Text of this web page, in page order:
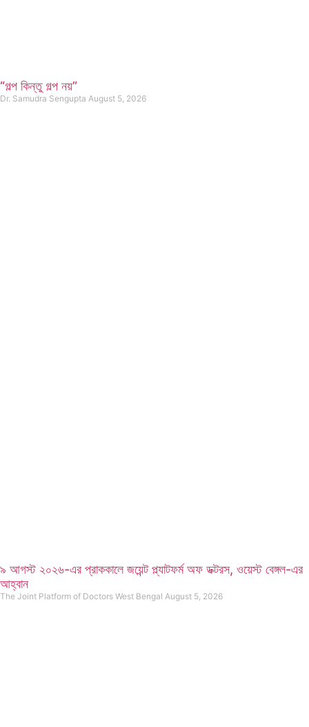
“গল্প কিন্তু গল্প নয়”
Dr. Samudra Sengupta August 5, 2026
৯ আগস্ট ২০২৬-এর প্রাককালে জয়েন্ট প্ল্যাটফর্ম অফ ডক্টরস, ওয়েস্ট বেঙ্গল-এর
আহ্বান
The Joint Platform of Doctors West Bengal August 5, 2026